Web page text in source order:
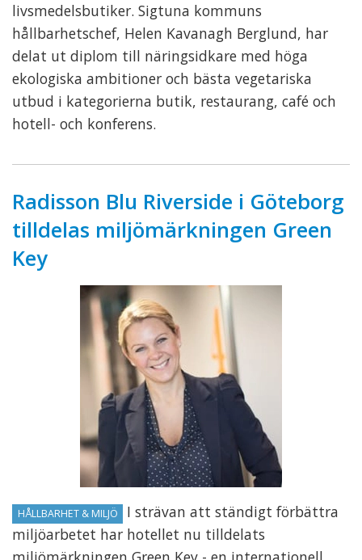
livsmedelsbutiker. Sigtuna kommuns
hållbarhetschef, Helen Kavanagh Berglund, har
delat ut diplom till näringsidkare med höga
ekologiska ambitioner och bästa vegetariska
utbud i kategorierna butik, restaurang, café och
hotell- och konferens.
Radisson Blu Riverside i Göteborg
tilldelas miljömärkningen Green
Key
HÅLLBARHET & MILJÖ
I strävan att ständigt förbättra
miljöarbetet har hotellet nu tilldelats